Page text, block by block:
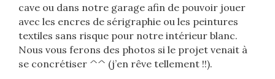
cave ou dans notre garage afin de pouvoir jouer
avec les encres de sérigraphie ou les peintures
textiles sans risque pour notre intérieur blanc.
Nous vous ferons des photos si le projet venait à
se concrétiser ^^ (j’en rêve tellement !!).